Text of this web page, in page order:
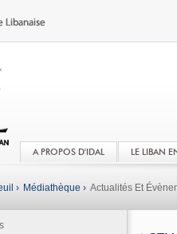
A PROPOS D'IDAL LE LIBAN
› Médiathèque › Actualités Et